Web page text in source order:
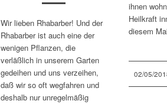
Wir lieben Rhabarber! Und der
Rhabarber ist auch eine der
wenigen Pflanzen, die
verläßlich in unserem Garten
gedeihen und uns verzeihen,
daß wir so oft wegfahren und
deshalb nur unregelmäßig
ihnen
Heilkraft
diesem
02/05/
/